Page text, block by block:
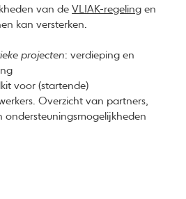
van deVLIAK-regeling en
kan versterken.
projecten: verdieping en
voor (startende)
Overzicht van partners,
ondersteuningsmogelijkheden